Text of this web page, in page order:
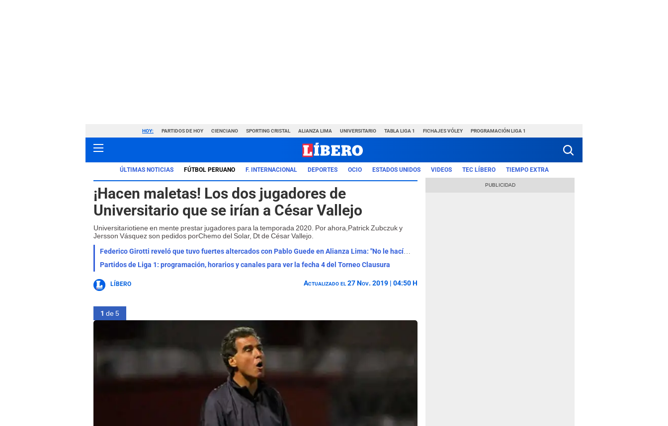
HOY: PARTIDOS DE HOY CIENCIANO SPORTING CRISTAL ALIANZA LIMA UNIVERSITARIO TABLA LIGA 1 FICHAJES VÓLEY PROGRAMACIÓN LIGA 1
ÚLTIMAS NOTICIAS FÚTBOL PERUANO F. INTERNACIONAL DEPORTES OCIO ESTADOS UNIDOS VIDEOS TEC LÍBERO TIEMPO EXTRA
¡Hacen maletas! Los dos jugadores de
Universitario que se irían a César Vallejo
Universitariotiene en mente prestar jugadores para la temporada 2020. Por ahora,Patrick Zubczuk y
Jersson Vásquez son pedidos porChemo del Solar, Dt de César Vallejo.
Federico Girotti reveló que tuvo fuertes altercados con Pablo Guede en Alianza Lima: "No le hacía caso"
Partidos de Liga 1: programación, horarios y canales para ver la fecha 4 del Torneo Clausura
LÍBERO Actualizado el 27 Nov. 2019 | 04:50 H
1 de 5